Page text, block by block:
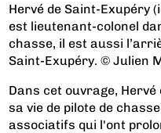
Hervé de Saint-Exupéry
est lieutenant-colonel
chasse, il est aussi
Saint-Exupéry. © Julien
Dans cet ouvrage,
sa vie de pilote de
associatifs qui l'ont